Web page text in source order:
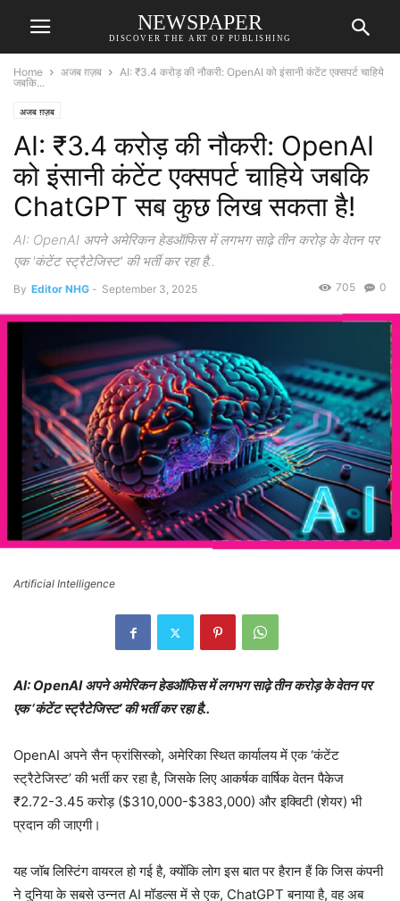
NEWSPAPER
DISCOVER THE ART OF PUBLISHING
Home अजब ग़ज़ब
AI: ₹3.4 करोड़ की नौकरी: OpenAI को इंसानी कंटेंट एक्सपर्ट चाहिये
जबकि...
अजब ग़ज़ब
AI: ₹3.4 करोड़ की नौकरी: OpenAI
को इंसानी कंटेंट एक्सपर्ट चाहिये जबकि
ChatGPT सब कुछ लिख सकता है!
AI: OpenAI अपने अमेरिकन हेडऑफिस में लगभग साढ़े तीन करोड़ के वेतन पर
एक 'कंटेंट स्ट्रैटेजिस्ट' की भर्ती कर रहा है..
By Editor NHG - September 3, 2025 0
705
Artificial Intelligence
AI: OpenAI अपने अमेरिकन हेडऑफिस में लगभग साढ़े तीन करोड़ के वेतन पर
एक ‘कंटेंट स्ट्रैटेजिस्ट’ की भर्ती कर रहा है..
OpenAI अपने सैन फ्रांसिस्को, अमेरिका स्थित कार्यालय में एक ‘कंटेंट
स्ट्रैटेजिस्ट’ की भर्ती कर रहा है, जिसके लिए आकर्षक वार्षिक वेतन पैकेज
₹2.72-3.45 करोड़ ($310,000-$383,000) और इक्विटी (शेयर) भी
प्रदान की जाएगी।
यह जॉब लिस्टिंग वायरल हो गई है, क्योंकि लोग इस बात पर हैरान हैं कि जिस कंपनी
ने दुनिया के सबसे उन्नत AI मॉडल्स में से एक, ChatGPT बनाया है, वह अब